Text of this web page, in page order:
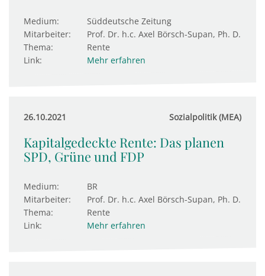
Medium:
Süddeutsche Zeitung
Mitarbeiter:
Prof. Dr. h.c. Axel Börsch-Supan, Ph. D.
Thema:
Rente
Link:
Mehr erfahren
26.10.2021 Sozialpolitik (MEA)
Kapitalgedeckte Rente: Das planen
SPD, Grüne und FDP
Medium:
BR
Mitarbeiter:
Prof. Dr. h.c. Axel Börsch-Supan, Ph. D.
Thema:
Rente
Link:
Mehr erfahren